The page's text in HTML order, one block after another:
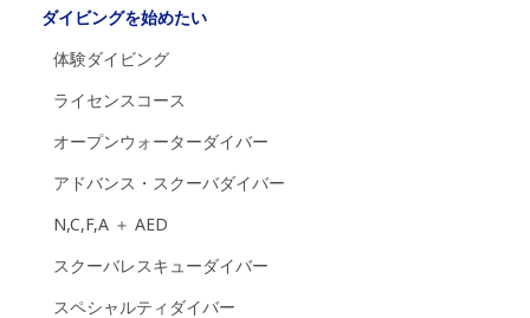
ダイビングを始めたい
体験ダイビング
ライセンスコース
オープンウォーターダイバー
アドバンス・スクーバダイバー
N,C,F,A ＋ AED
スクーバレスキューダイバー
スペシャルティダイバー